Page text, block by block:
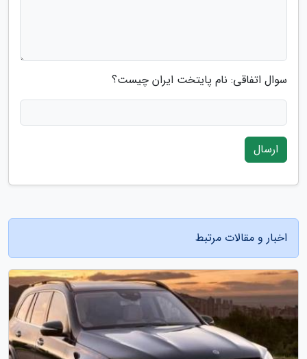
سوال اتفاقی: نام پایتخت ایران چیست؟
ارسال
اخبار و مقالات مرتبط